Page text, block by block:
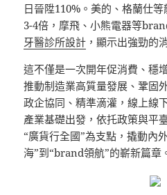
日晉陞110%。美的、格蘭仕
3-4倍，摩飛、小熊電器等
牙醫診所設計 ，顯示出強勁的
這不僅是一次開年促消費、穩
推動制造業高質量發展、鞏固
政企協同、精準滴灌，線上
產業基礎出發，依托政策與平
“廣貨行全國”為支點，撬動內
海”到“brand領航”的嶄新篇章